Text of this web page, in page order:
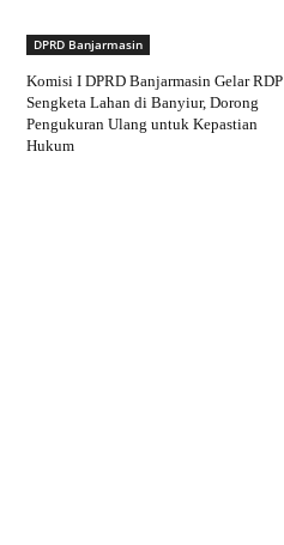
DPRD Banjarmasin
Komisi I DPRD Banjarmasin Gelar RDP
Sengketa Lahan di Banyiur, Dorong
Pengukuran Ulang untuk Kepastian
Hukum